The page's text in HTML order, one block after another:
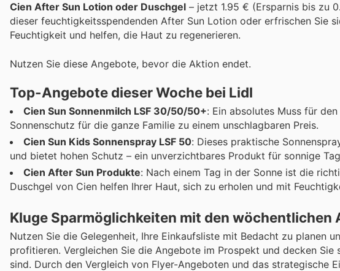
Cien After Sun Lotion oder Duschgel – jetzt 1.95 € (Ersparnis bis zu
dieser feuchtigkeitsspendenden After Sun Lotion oder erfrischen Sie
Feuchtigkeit und helfen, die Haut zu regenerieren.
Nutzen Sie diese Angebote, bevor die Aktion endet.
Top-Angebote dieser Woche bei Lidl
Cien Sun Sonnenmilch LSF 30/50/50+: Ein absolutes Muss für
Sonnenschutz für die ganze Familie zu einem unschlagbaren Preis.
Cien Sun Kids Sonnenspray LSF 50: Dieses praktische
und bietet hohen Schutz – ein unverzichtbares Produkt für sonnige
Cien After Sun Produkte: Nach einem Tag in der Sonne ist die
Duschgel von Cien helfen Ihrer Haut, sich zu erholen und mit
Kluge Sparmöglichkeiten mit den wöchentlichen
Nutzen Sie die Gelegenheit, Ihre Einkaufsliste mit Bedacht zu planen
profitieren. Vergleichen Sie die Angebote im Prospekt und decken
sind. Durch den Vergleich von Flyer-Angeboten und das strategische